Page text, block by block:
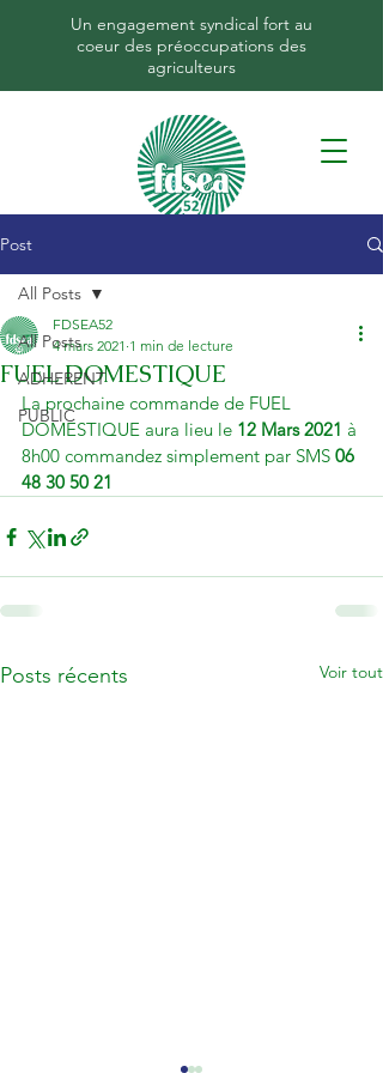
Un engagement syndical fort au
coeur des préoccupations des
agriculteurs
Post
All Posts
ADHERENT
PUBLIC
All Posts
FUEL DOMESTIQUE
FDSEA52
4 mars 2021 1 min de lecture
La prochaine commande de FUEL
DOMESTIQUE aura lieu le 12 Mars 2021 à
8h00 commandez simplement par SMS 06
48 30 50 21
Posts récents Voir tout